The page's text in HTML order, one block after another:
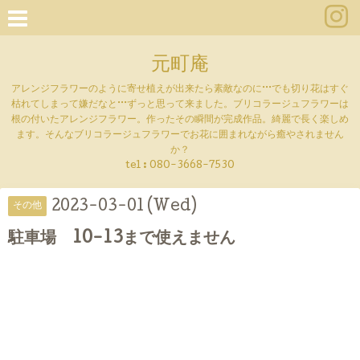
元町庵
アレンジフラワーのように寄せ植えが出来たら素敵なのに···でも切り花はすぐ
枯れてしまって嫌だなと···ずっと思って来ました。ブリコラージュフラワーは
根の付いたアレンジフラワー。作ったその瞬間が完成作品。綺麗で長く楽しめ
ます。そんなブリコラージュフラワーでお花に囲まれながら癒やされません
か？
tel : 080-3668-7530
その他 2023-03-01 (Wed)
駐車場 10-13まで使えません